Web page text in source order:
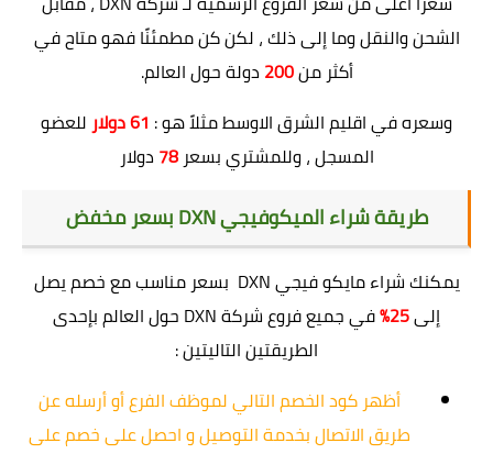
الشحن والنقل وما إلى ذلك ، لكن كن مطمئنًا فهو متاح في
أكثر من200 دولة حول العالم.
وسعره في اقليم الشرق الاوسط مثلاً هو : 61 دولار
للعضو
المسجل ، وللمشتري بسعر78 دولار
طريقة شراء الميكوفيجي DXN بسعر مخفض
يمكنك شراء مايكو فيجي DXN بسعر مناسب مع خصم يصل
إلى25%
في جميع فروع شركة DXN حول العالم بإحدى
الطريقتين التاليتين :
أظهر كود الخصم التالي لموظف الفرع أو أرسله عن
طريق الاتصال بخدمة التوصيل و احصل على خصم على